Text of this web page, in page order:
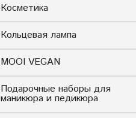
Косметика
Кольцевая лампа
MOOI VEGAN
Подарочные наборы для
маникюра и педикюра